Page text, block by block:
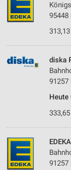
95448
diska
91257
Heute
91257